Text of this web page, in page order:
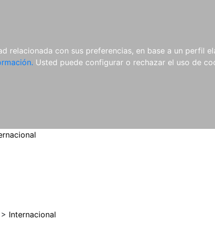
con sus preferencias, en base a un perfil
Usted puede configurar o rechazar el uso de
MATERIAL
COMPLEMENTARIO
NOVEDADES NOTICIAS
> Internacional